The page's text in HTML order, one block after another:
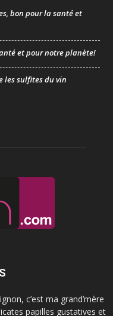
bon pour la santé et
et pour notre planète!
les sulfites du vin
c’est ma grand’mère
papilles gustatives et